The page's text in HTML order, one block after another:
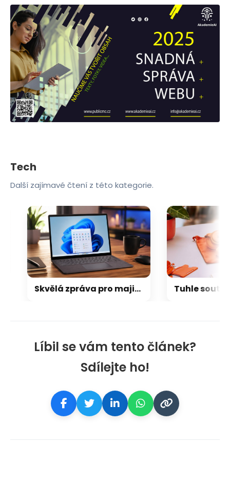
Líbil se vám tento článek?
Sdílejte ho!
Tech
Další zajímavé čtení z této kategorie.
Skvělá zpráva pro majitele iPhonů, kteří používají Windows: univerzální schránka konečně zamíří i na PC